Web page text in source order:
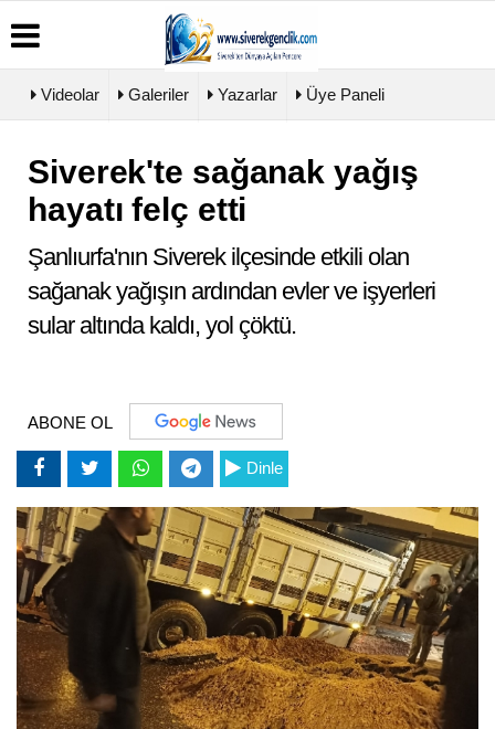
Üye
Haber
Günün
Haberleri
Biyografiler
Köşe
Foto
Galeri
Künye
Politikası
İlkeleri
Videolar Galeriler Yazarlar Üye Paneli
Siverek'te sağanak yağış
hayatı felç etti
Şanlıurfa'nın Siverek ilçesinde etkili olan
sağanak yağışın ardından evler ve işyerleri
sular altında kaldı, yol çöktü.
ABONE OL
Dinle